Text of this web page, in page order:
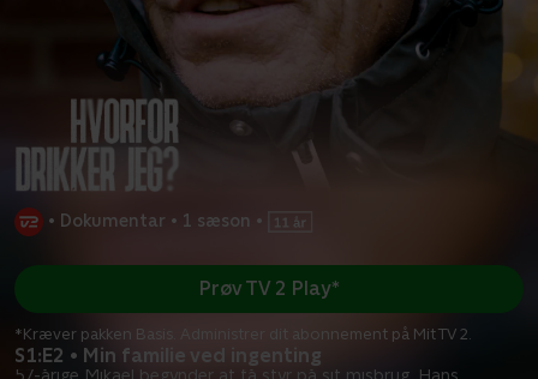
• Dokumentar • 1 sæson •
S1:E2 • Min familie ved ingenting
57-årige Mikael begynder at få styr på sit misbrug. Hans
Prøv TV 2 Play*
*Kræver pakken Basis. Administrer dit abonnement på Mit TV 2.